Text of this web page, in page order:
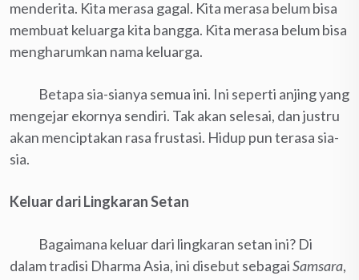
menderita. Kita merasa gagal. Kita merasa belum bisa
membuat keluarga kita bangga. Kita merasa belum bisa
mengharumkan nama keluarga.
Betapa sia-sianya semua ini. Ini seperti anjing yang
mengejar ekornya sendiri. Tak akan selesai, dan justru
akan menciptakan rasa frustasi. Hidup pun terasa sia-
sia.
Keluar dari Lingkaran Setan
Bagaimana keluar dari lingkaran setan ini? Di
dalam tradisi Dharma Asia, ini disebut sebagaiSamsara,